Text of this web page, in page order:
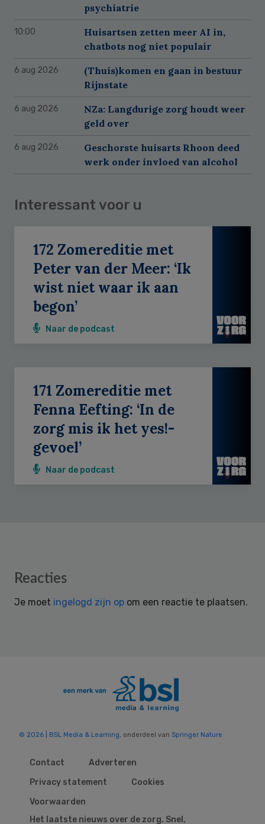
psychiatrie
10:00
Huisartsen zetten meer AI in,
chatbots nog niet populair
6 aug 2026
(Thuis)komen en gaan in bestuur
Rijnstate
6 aug 2026
NZa: Langdurige zorg houdt weer
geld over
6 aug 2026
Geschorste huisarts Rhoon deed
werk onder invloed van alcohol
Interessant voor u
172 Zomereditie met
Peter van der Meer: ‘Ik
wist niet waar ik aan
begon’
Naar de podcast
171 Zomereditie met
Fenna Eefting: ‘In de
zorg mis ik het yes!-
gevoel’
Naar de podcast
Reader
Reacties
Je moet ingelogd zijn op om een reactie te plaatsen.
© 2026 | BSL Media & Learning, onderdeel van Springer Nature
Contact
Adverteren
Privacy statement
Cookies
Voorwaarden
Het laatste nieuws over de zorg. Snel,